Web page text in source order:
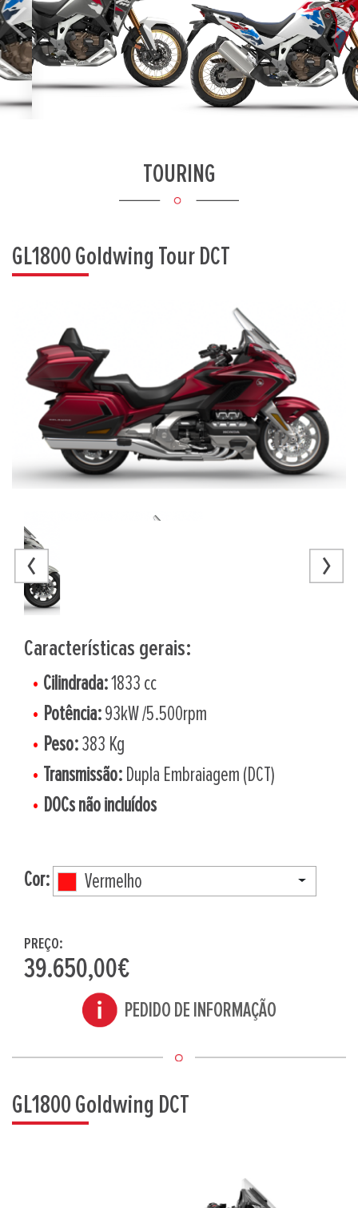
Previous Next
TOURING
GL1800 Goldwing Tour DCT
Características gerais:
Cilindrada:1833 cc
Potência: 93kW /5.500rpm
Peso: 383 Kg
Transmissão: Dupla Embraiagem (DCT)
DOCs não incluídos
Cor: Vermelho
PREÇO:
39.650,00€
PEDIDO DE INFORMAÇÃO
GL1800 Goldwing DCT